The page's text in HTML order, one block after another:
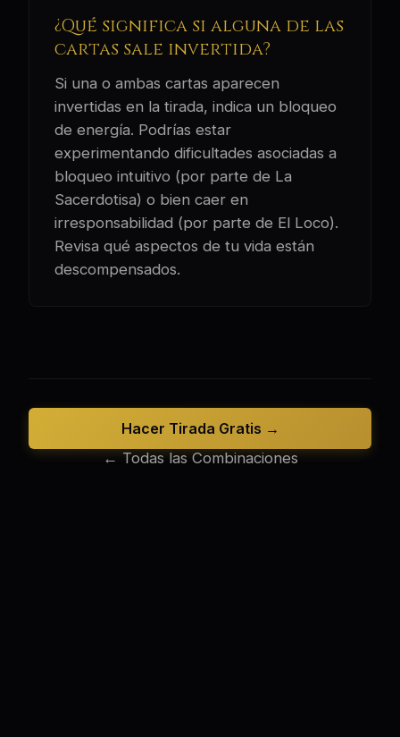
¿Qué significa si alguna de las
cartas sale invertida?
Si una o ambas cartas aparecen
invertidas en la tirada, indica un bloqueo
de energía. Podrías estar
experimentando dificultades asociadas a
bloqueo intuitivo (por parte de La
Sacerdotisa) o bien caer en
irresponsabilidad (por parte de El Loco).
Revisa qué aspectos de tu vida están
descompensados.
← Todas las Combinaciones
Hacer Tirada Gratis →